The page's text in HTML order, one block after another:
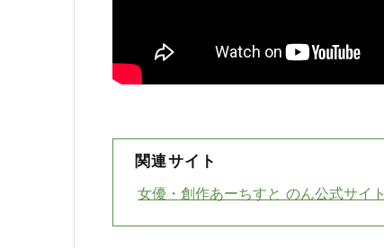
関連サイト
女優・創作あーちすと のん公式サイト